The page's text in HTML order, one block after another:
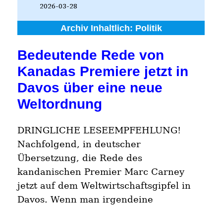
2026-03-28
Archiv Inhaltlich: Politik
Bedeutende Rede von
Kanadas Premiere jetzt in
Davos über eine neue
Weltordnung
DRINGLICHE LESEEMPFEHLUNG!
Nachfolgend, in deutscher
Übersetzung, die Rede des
kandanischen Premier Marc Carney
jetzt auf dem Weltwirtschaftsgipfel in
Davos. Wenn man irgendeine